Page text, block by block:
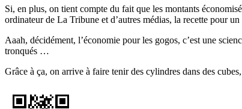
Si, en plus, on tient compte du fait que les montants
ordinateur de La Tribune et d’autres médias, la recette pour un
Aaah, décidément, l’économie pour les gogos, c’est une
tronqués …
Grâce à ça, on arrive à faire tenir des cylindres dans des